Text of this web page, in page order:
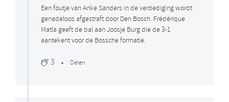
Een foutje van Anke Sanders in de verdediging wordt
genadeloos afgestraft door Den Bosch. Frédérique
Matla geeft de bal aan Joosje Burg die de 3-1
aantekent voor de Bossche formatie.
3 Delen